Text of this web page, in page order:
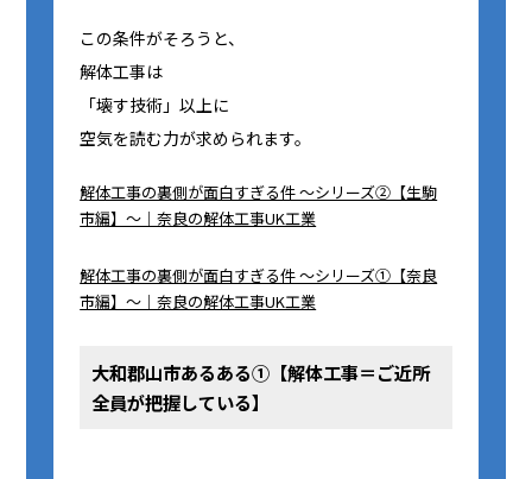
この条件がそろうと、
解体工事は
「壊す技術」以上に
空気を読む力が求められます。
解体工事の裏側が面白すぎる件 ～シリーズ②【生駒
市編】～｜奈良の解体工事UK工業
解体工事の裏側が面白すぎる件 ～シリーズ①【奈良
市編】～｜奈良の解体工事UK工業
大和郡山市あるある①【解体工事＝ご近所
全員が把握している】